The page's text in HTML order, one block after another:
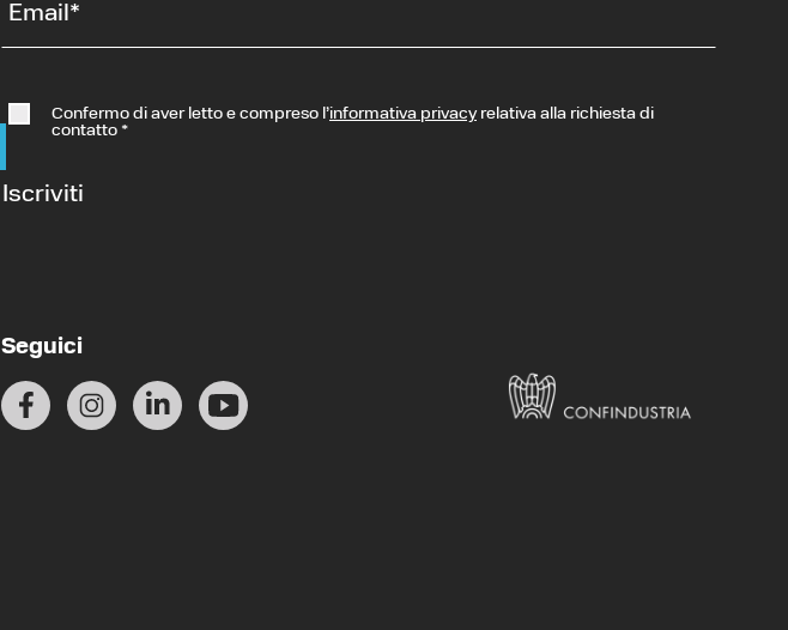
Email*
Confermo di aver letto e compreso l’informativa privacyrelativa alla richiesta di
contatto *
Iscriviti
Seguici